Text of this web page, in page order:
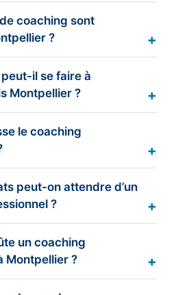
coaching sont
?
il se faire à
Montpellier ?
le coaching
peut-on attendre d’un
?
un coaching
Montpellier ?